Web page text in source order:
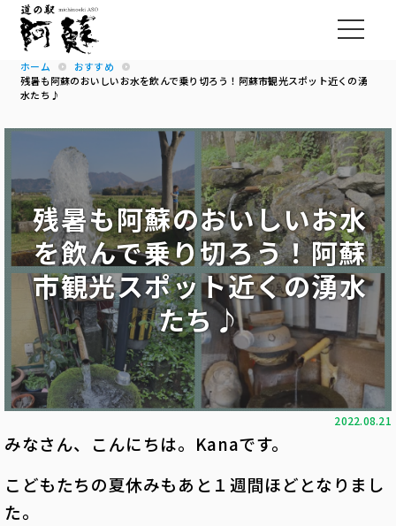
ホーム
おすすめ
残暑も阿蘇のおいしいお水を飲んで乗り切ろう！阿蘇市観光スポット近くの湧
水たち♪
残暑も阿蘇のおいしいお水
を飲んで乗り切ろう！阿蘇
市観光スポット近くの湧水
たち♪
2022.08.21
みなさん、こんにちは。Kanaです。
こどもたちの夏休みもあと１週間ほどとなりまし
た。